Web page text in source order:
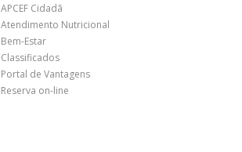
APCEF Cidadã
Atendimento Nutricional
Bem-Estar
Classificados
Portal de Vantagens
Reserva on-line